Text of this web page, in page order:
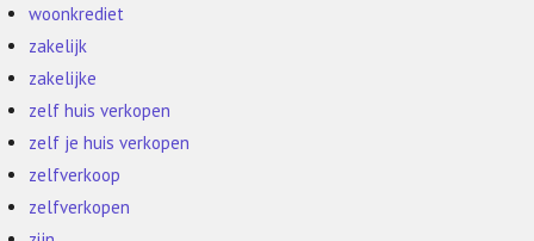
woonkrediet
zakelijk
zakelijke
zelf huis verkopen
zelf je huis verkopen
zelfverkoop
zelfverkopen